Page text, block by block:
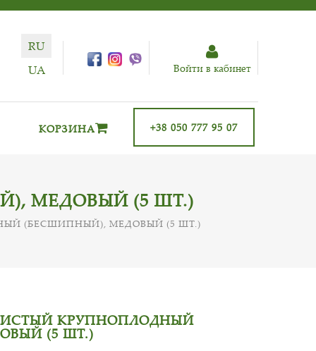
RU
UA
Войти в кабинет
+38 050 777 95 07
КОРЗИНА
МЕДОВЫЙ (5 ШТ.)
(БЕСШИПНЫЙ), МЕДОВЫЙ (5 ШТ.)
КРУПНОПЛОДНЫЙ
(5 ШТ.)